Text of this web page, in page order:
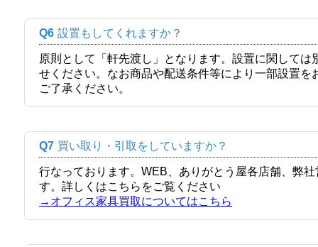
Q6 設置もしてくれますか？
原則として「軒先渡し」となります。設置に関して
せください。なお商品や配送条件等により一部設置
ご了承ください。
Q7 買い取り・引取をしていますか？
行なっております。WEB、ありがとう屋各店舗、弊
す。詳しくはこちらをご覧ください
→オフィス家具買取についてはこちら